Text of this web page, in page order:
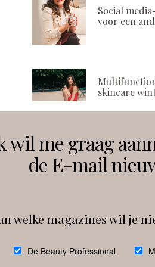
Social
voor een
skincare
Volg ons
wil me graag
de E-mail
welke magazines wil je
De Beauty Professional